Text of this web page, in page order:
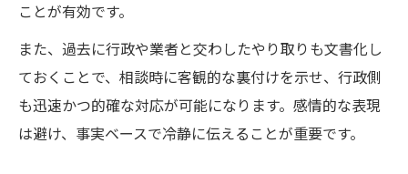
ことが有効です。
また、過去に行政や業者と交わしたやり取りも文書化し
ておくことで、相談時に客観的な裏付けを示せ、行政側
も迅速かつ的確な対応が可能になります。感情的な表現
は避け、事実ベースで冷静に伝えることが重要です。